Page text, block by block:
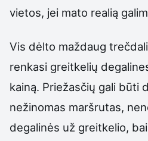
vietos, jei mato realią
Vis dėlto maždaug
renkasi greitkelių
kainą. Priežasčių gali būti
nežinomas maršrutas,
degalinės už greitkelio,